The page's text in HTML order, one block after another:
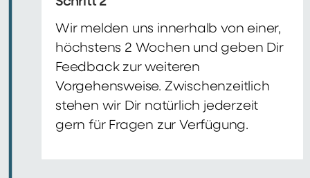
Wir melden uns innerhalb von einer,
höchstens 2 Wochen und geben Dir
Feedback zur weiteren
Vorgehensweise. Zwischenzeitlich
stehen wir Dir natürlich jederzeit
gern für Fragen zur Verfügung.